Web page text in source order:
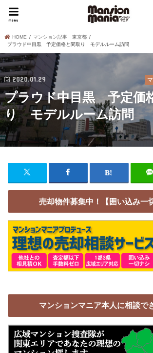
menu
HOME
マンション記事 東京都
プラウド中目黒 予定価格と間取り モデルルーム訪問
2020.01.29
プラウド中目黒 予定価
り モデルルーム訪問
売却物件募集中！【囲い込み一
マンションマニア本人に相談で